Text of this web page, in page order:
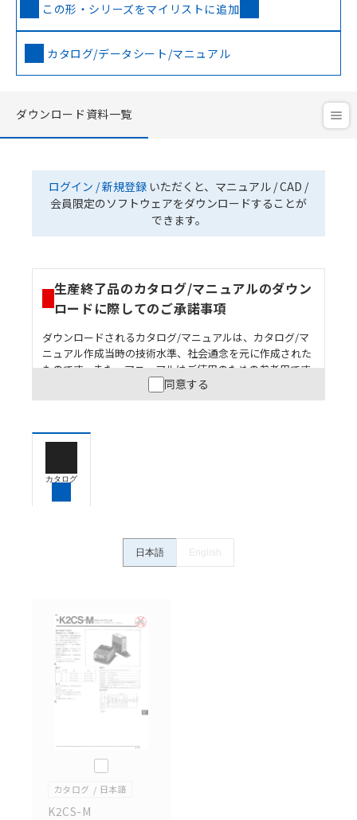
この形・シリーズをマイリストに追加
カタログ/データシート/マニュアル
ダウンロード資料一覧
ログイン / 新規登録 いただくと、マニュアル / CAD /
会員限定のソフトウェアをダウンロードすることが
できます。
生産終了品のカタログ/マニュアルのダウン
ロードに際してのご承諾事項
ダウンロードされるカタログ/マニュアルは、カタログ/マ
ニュアル作成当時の技術水準、社会通念を元に作成された
ものです。また、マニュアルはご使用のための参考用です
ので、ご使用にあたっての安全性については十分にご配慮
ください。以下の内容をご承諾の上、ご利用ください。
うな用途に使用される場合には、システム全体として
保できるよう設計されていること、および本製品が全
ていることを、必ず事前に確認してください。
ン事例は参考用ですので、ご採用に際しては機器・装
置の機能や安全性をご確認のうえご使用ください。・
ている可能性がありますがご容赦ください。
記載されているサービス内容や連絡先等は作成当時の
ものであり、変更・改定させていただいている可能性
があります。改めて当サイトの掲載内容をご確認のう
え、ご用命下さいますようお願いいたします。
同意する
カタログ
日本語 English
このカタログを選択
カタログ 日本語
K2CS-M